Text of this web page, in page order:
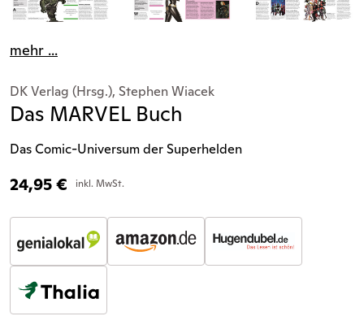
mehr ...
DK Verlag (Hrsg.), Stephen Wiacek
Das MARVEL Buch
Das Comic-Universum der Superhelden
24,95€ inkl. MwSt.